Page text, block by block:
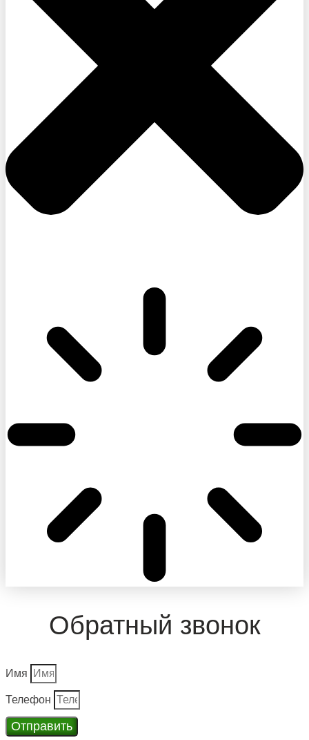
Обратный звонок
Имя
Телефон
Отправить